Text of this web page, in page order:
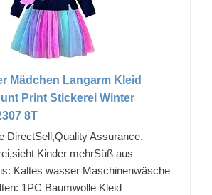
Mädchen Langarm Kleid
Print Stickerei Winter
8T
DirectSell,Quality Assurance.
Kinder mehrSüß aus
Kaltes wasser Maschinenwäsche
1PC Baumwolle Kleid